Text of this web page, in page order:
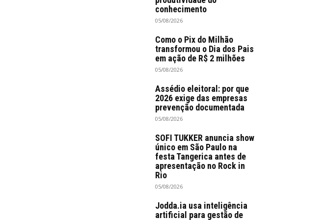
conhecimento
05/08/2026
Como o Pix do Milhão
transformou o Dia dos Pais
em ação de R$ 2 milhões
05/08/2026
Assédio eleitoral: por que
2026 exige das empresas
prevenção documentada
05/08/2026
SOFI TUKKER anuncia show
único em São Paulo na
festa Tangerica antes de
apresentação no Rock in
Rio
05/08/2026
Jodda.ia usa inteligência
artificial para gestão de